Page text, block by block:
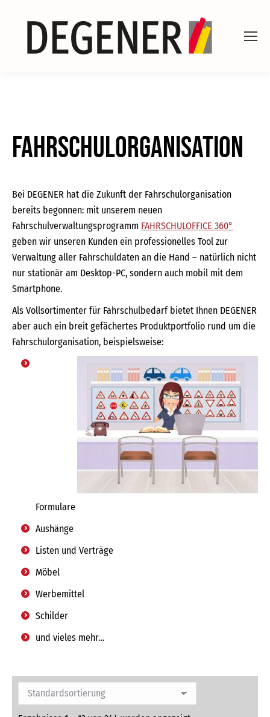
Fahrschulorganisation
Bei DEGENER hat die Zukunft der Fahrschulorganisation
bereits begonnen: mit unserem neuen
Fahrschulverwaltungsprogramm FAHRSCHULOFFICE 360°
geben wir unseren Kunden ein professionelles Tool zur
Verwaltung aller Fahrschuldaten an die Hand – natürlich nicht
nur stationär am Desktop-PC, sondern auch mobil mit dem
Smartphone.
Als Vollsortimenter für Fahrschulbedarf bietet Ihnen DEGENER
aber auch ein breit gefächertes Produktportfolio rund um die
Fahrschulorganisation, beispielsweise:
Formulare
Aushänge
Listen und Verträge
Möbel
Werbemittel
Schilder
und vieles mehr…